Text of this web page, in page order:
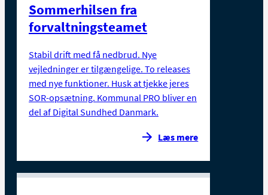
Sommerhilsen fra
forvaltningsteamet
Stabil drift med få nedbrud. Nye
vejledninger er tilgængelige. To releases
med nye funktioner. Husk at tjekke jeres
SOR-opsætning. Kommunal PRO bliver en
del af Digital Sundhed Danmark.
Læs mere